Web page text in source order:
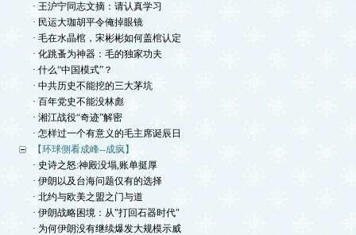
· 王沪宁同志文摘：请认真学习
· 民运大珈胡平令俺掉眼镜
· 毛在水晶棺，宋彬彬如何盖棺认定
· 化跳蚤为神器：毛的独家功夫
· 什么“中国模式”？
· 中共历史不能挖的三大茅坑
· 百年党史不能没林彪
· 湘江战役“奇迹”解密
· 怎样过一个有意义的毛主席诞辰日
【环球側看成峰--成疯】
· 史诗之怒:神殿没塌,账单挺厚
· 伊朗以及台海问题仅有的选择
· 北约与欧美之盟之门与道
· 伊朗战略困境：从"打回石器时代"
· 为何伊朗没有继续爆发大规模示威